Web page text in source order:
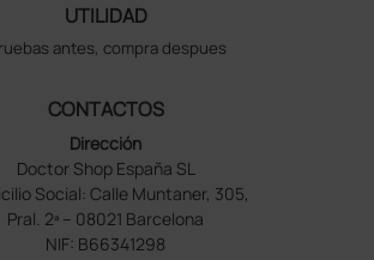
UTILIDAD
antes, compra despues
CONTACTOS
Dirección
Doctor Shop España SL
Social: Calle Muntaner, 305,
Pral. 2ª – 08021 Barcelona
NIF: B66341298